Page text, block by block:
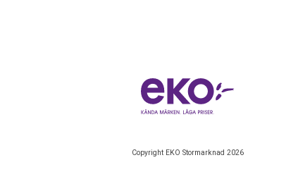
Copyright EKO Stormarknad 2026